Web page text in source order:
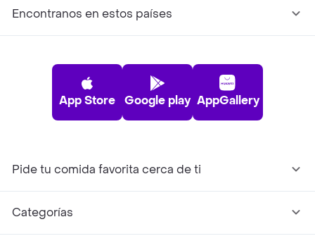
Encontranos en estos países
App Store Google play AppGallery
Pide tu comida favorita cerca de ti
Categorías